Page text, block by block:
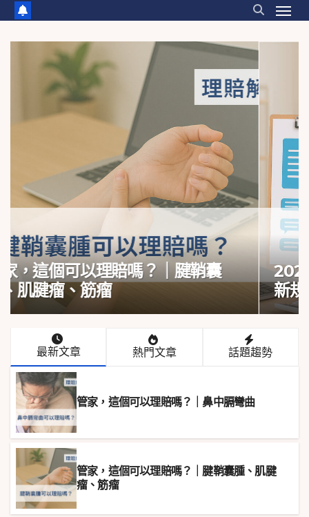
2025實支實付保單全攻略（下）：最
新規定與商品比較
最新文章 熱門文章 話題趨勢
管家，這個可以理賠嗎？｜鼻中膈彎曲
管家，這個可以理賠嗎？｜腱鞘囊腫、肌腱
瘤、筋瘤